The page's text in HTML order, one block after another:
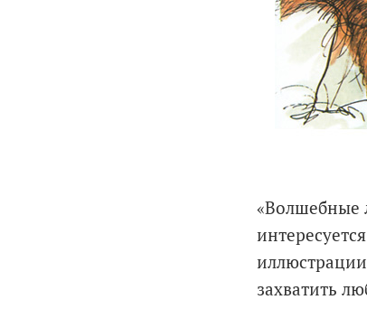
«Волшебные
захватить